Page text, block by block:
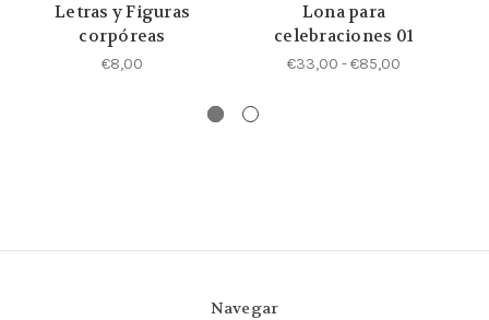
Letras y Figuras
corpóreas
€8,00
Lona para
celebraciones 01
€33,00 - €85,00
Navegar